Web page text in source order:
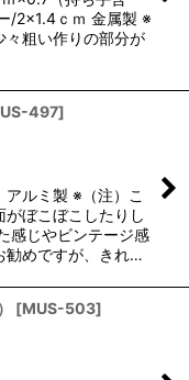
2×1.4ｃｍ 金属製 ※
々粗い作りの部分が
497]
ルミ製 ※（注）こ
ぼこぼこしたりし
じやビンテージ感
勧めですが、きれ…
[MUS-503]